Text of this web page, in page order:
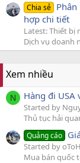
Chia sẻ
hợp chi tiết
Latest: Thiết bị
Dịch vụ doanh
Xem nhiều
N Hàng đi USA
Started by
Thủ tục hải
Quảng cáo
Started by
Mua bán quốc